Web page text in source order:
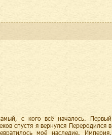
с кого всё началось. Первый
спустя я вернулся Переродился в
моё наследие. Империя,